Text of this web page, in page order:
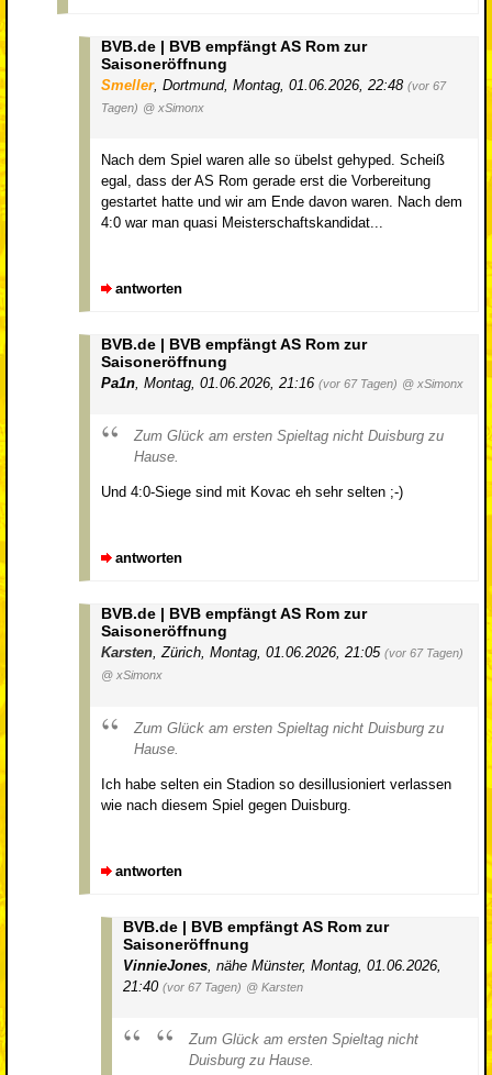
BVB.de | BVB empfängt AS Rom zur
Saisoneröffnung
Smeller, Dortmund, Montag, 01.06.2026, 22:48 (vor 67
Tagen) @ xSimonx
Nach dem Spiel waren alle so übelst gehyped. Scheiß
egal, dass der AS Rom gerade erst die Vorbereitung
gestartet hatte und wir am Ende davon waren. Nach dem
4:0 war man quasi Meisterschaftskandidat...
antworten
BVB.de | BVB empfängt AS Rom zur
Saisoneröffnung
Pa1n, Montag, 01.06.2026, 21:16 (vor 67 Tagen) @ xSimonx
Zum Glück am ersten Spieltag nicht Duisburg zu
Hause.
Und 4:0-Siege sind mit Kovac eh sehr selten ;-)
antworten
BVB.de | BVB empfängt AS Rom zur
Saisoneröffnung
Karsten,Zürich, Montag, 01.06.2026, 21:05 (vor 67 Tagen)
@ xSimonx
Zum Glück am ersten Spieltag nicht Duisburg zu
Hause.
Ich habe selten ein Stadion so desillusioniert verlassen
wie nach diesem Spiel gegen Duisburg.
antworten
BVB.de | BVB empfängt AS Rom zur
Saisoneröffnung
VinnieJones nähe Münster, Montag, 01.06.2026,
21:40 (vor 67 Tagen) @ Karsten
Zum Glück am ersten Spieltag nicht
Duisburg zu Hause.